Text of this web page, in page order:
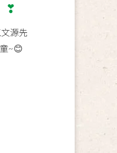
❣
源先
~😊